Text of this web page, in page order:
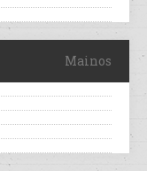
Mainos